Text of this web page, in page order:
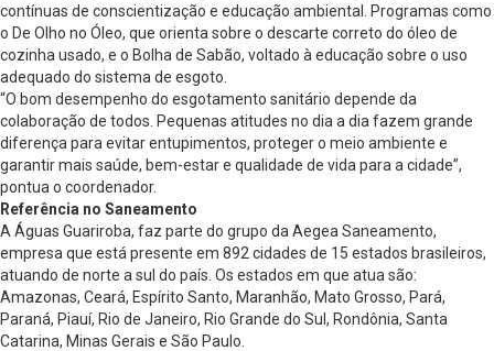
contínuas de conscientização e educação ambiental. Programas como
o De Olho no Óleo, que orienta sobre o descarte correto do óleo de
cozinha usado, e o Bolha de Sabão, voltado à educação sobre o uso
adequado do sistema de esgoto.
“O bom desempenho do esgotamento sanitário depende da
colaboração de todos. Pequenas atitudes no dia a dia fazem grande
diferença para evitar entupimentos, proteger o meio ambiente e
garantir mais saúde, bem-estar e qualidade de vida para a cidade”,
pontua o coordenador.
Referência no Saneamento
A Águas Guariroba, faz parte do grupo da Aegea Saneamento,
empresa que está presente em 892 cidades de 15 estados brasileiros,
atuando de norte a sul do país. Os estados em que atua são:
Amazonas, Ceará, Espírito Santo, Maranhão, Mato Grosso, Pará,
Paraná, Piauí, Rio de Janeiro, Rio Grande do Sul, Rondônia, Santa
Catarina, Minas Gerais e São Paulo.